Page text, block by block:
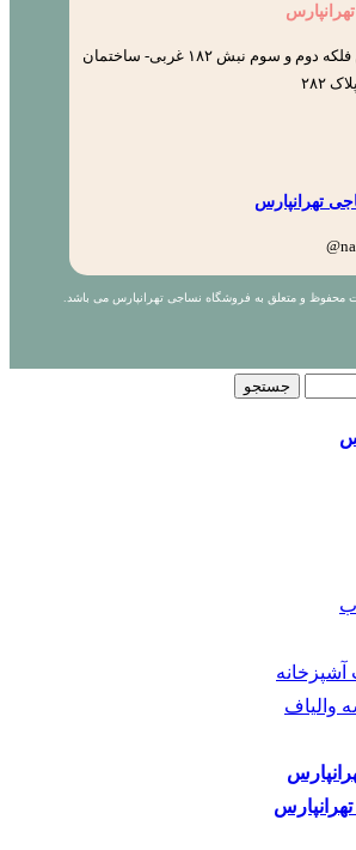
تهرانپارس - بین فلکه دوم و سوم نبش ۱۸۲ غربی- ساختمان
۲۸۲
تهرانپارس
محفوظ و متعلق به فروشگاه نساجی تهرانپارس می باشد.
جستجو
والیاف